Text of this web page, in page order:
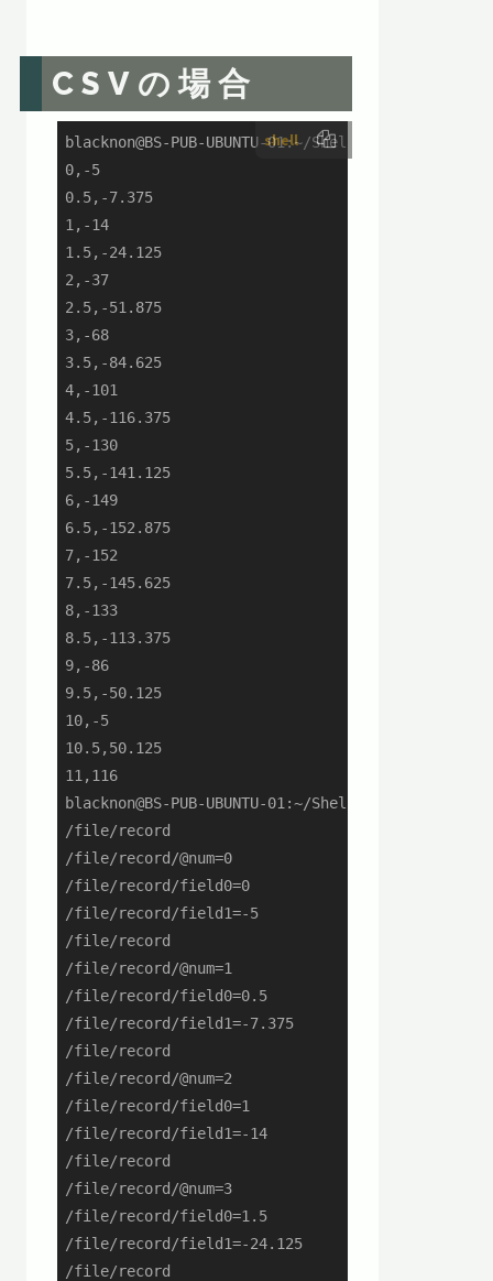
CSVの場合
shell
blacknon@BS-PUB-UBUNTU-01:~/ShellGeiData/
0,-5
0.5,-7.375
1,-14
1.5,-24.125
2,-37
2.5,-51.875
3,-68
3.5,-84.625
4,-101
4.5,-116.375
5,-130
5.5,-141.125
6,-149
6.5,-152.875
7,-152
7.5,-145.625
8,-133
8.5,-113.375
9,-86
9.5,-50.125
10,-5
10.5,50.125
11,116
blacknon@BS-PUB-UBUNTU-01:~/ShellGeiData/
/file/record
/file/record/@num=0
/file/record/field0=0
/file/record/field1=-5
/file/record
/file/record/@num=1
/file/record/field0=0.5
/file/record/field1=-7.375
/file/record
/file/record/@num=2
/file/record/field0=1
/file/record/field1=-14
/file/record
/file/record/@num=3
/file/record/field0=1.5
/file/record/field1=-24.125
/file/record